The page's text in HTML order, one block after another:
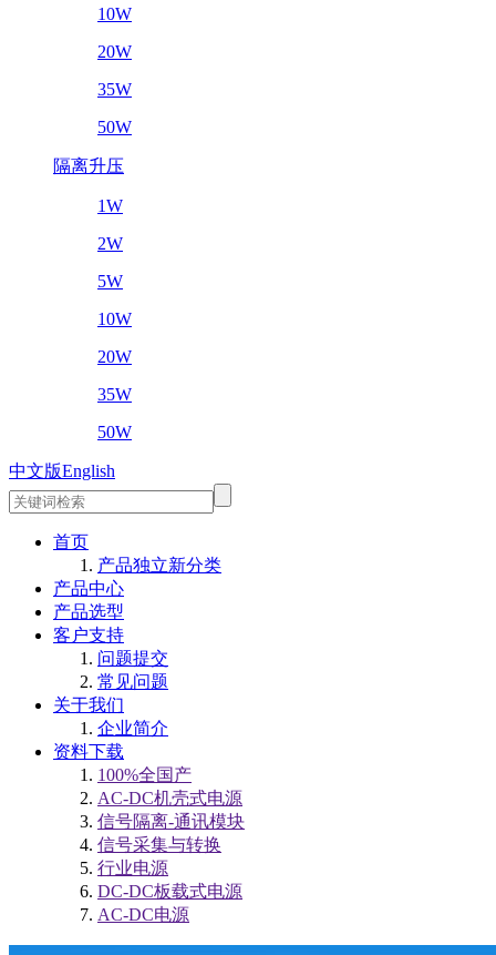
10W
20W
35W
50W
隔离升压
1W
2W
5W
10W
20W
35W
50W
中文版English
首页
产品独立新分类
产品中心
产品选型
客户支持
问题提交
常见问题
关于我们
企业简介
资料下载
100%全国产
AC-DC机壳式电源
信号隔离-通讯模块
信号采集与转换
行业电源
DC-DC板载式电源
AC-DC电源